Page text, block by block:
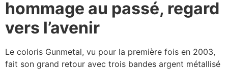
hommage au passé, regard
vers l’avenir
Le coloris Gunmetal, vu pour la première fois en 2003,
fait son grand retour avec trois bandes argent métallisé